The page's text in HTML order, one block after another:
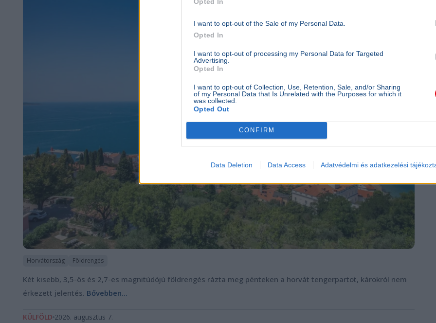
I want to opt-out of the Sale of my Personal Data.
Opted In
I want to opt-out of processing my Personal Data for Targeted
Advertising.
Opted In
I want to opt-out of Collection, Use, Retention, Sale, and/or Sharing
of my Personal Data that Is Unrelated with the Purposes for which it
was collected.
Opted Out
CONFIRM
Data Deletion Data Access Adatvédelmi és adatkezelési
Horvátország Földrengés
Két kisebb, 3,5-ös és 2,7-es magnitúdójú földrengés rázta meg pénteken a horvát tengerpartot, károkról nem
érkezett jelentés. Bővebben...
KÜLFÖLD 2026. augusztus 7.